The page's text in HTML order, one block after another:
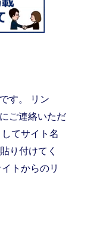
す。 リン
ご連絡いただ
てサイト名
り付けてく
トからのリ